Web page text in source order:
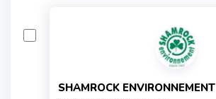
SHAMROCK ENVIRONNEMENT